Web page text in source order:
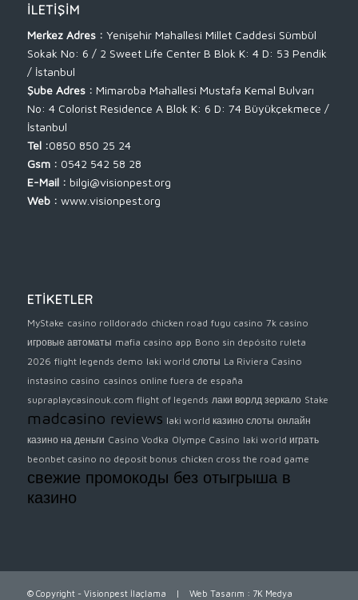
İLETIŞIM
Merkez Adres : Yenişehir Mahallesi Millet Caddesi Sümbül
Sokak No: 6 / 2 Sweet Life Center B Blok K: 4 D: 53 Pendik
/ İstanbul
Şube Adres : Mimaroba Mahallesi Mustafa Kemal Bulvarı
No: 4 Colorist Residence A Blok K: 6 D: 74 Büyükçekmece /
İstanbul
Tel :0850 850 25 24
Gsm : 0542 542 58 28
E-Mail : bilgi@visionpest.org
Web : www.visionpest.org
ETİKETLER
MyStake casino rolldorado chicken road fugu casino 7k casino
игровые автоматы mafia casino app Bono sin depósito ruleta
2026 flight legends demo laki world слоты La Riviera Casino
instasino casino casinos online fuera de españa
supraplaycasinouk.com flight of legends лаки ворлд зеркало Stake
madcasino reviews laki world казино слоты онлайн
казино на деньги Casino Vodka Olympe Casino laki world играть
beonbet casino no deposit bonus chicken cross the road game
свежие промокоды без отыгрыша в
казино
© Copyright - Visionpest İlaçlama | Web Tasarım : 7K Medya